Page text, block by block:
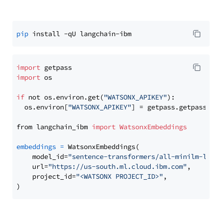
pip
import
import os
if not os.environ.get("WATSONX_APIKEY"):
  os.environ[
"WATSONX_APIKEY"] = getpass.getpass(
from langchain_ibm import WatsonxEmbeddings
embeddings = WatsonxEmbeddings(
    model_id=
"sentence-transformers/all-minilm-l6-
    url=
"https://us-south.ml.cloud.ibm.com" ,
    project_id=
"<WATSONX PROJECT_ID>" ,